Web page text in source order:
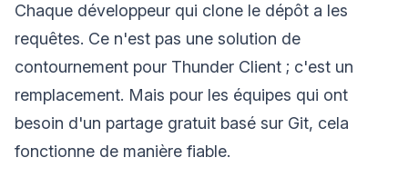
Chaque développeur qui clone le dépôt a les
requêtes. Ce n'est pas une solution de
contournement pour Thunder Client ; c'est un
remplacement. Mais pour les équipes qui ont
besoin d'un partage gratuit basé sur Git, cela
fonctionne de manière fiable.